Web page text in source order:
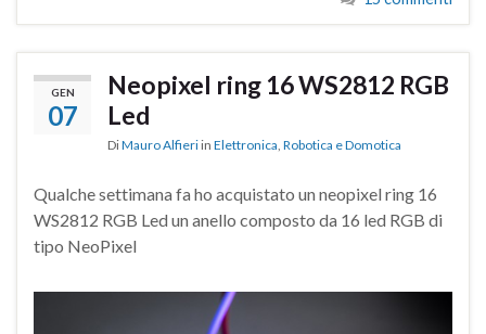
GEN
07
Neopixel ring 16 WS2812 RGB
Led
DiMauro Alfieri in Elettronica, Robotica e Domotica
Qualche settimana fa ho acquistato un neopixel ring 16
WS2812 RGB Led un anello composto da 16 led RGB di
tipo NeoPixel